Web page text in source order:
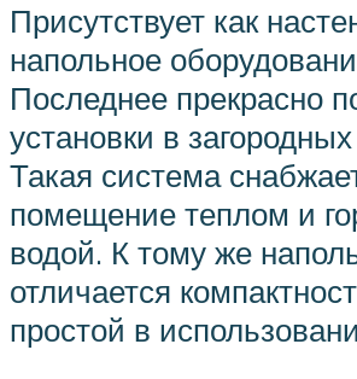
Присутствует как
напольное
Последнее прекрасно
установки в
Такая система
помещение теплом и
водой. К тому же
отличается
простой в